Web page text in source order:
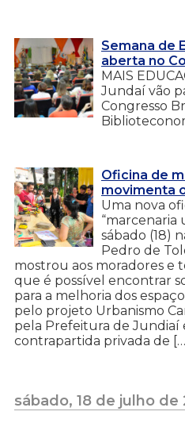
Semana de
aberta no
MAIS
Jundaí vão
Congresso
Oficina de
movimenta
Uma nova
“marcenaria
sábado (18)
Pedro de
mostrou aos moradores e
que é possível encontrar
para a melhoria dos
pelo projeto Urbanismo
pela Prefeitura de Jundiaí
contrapartida privada de
sábado, 18 de julho de